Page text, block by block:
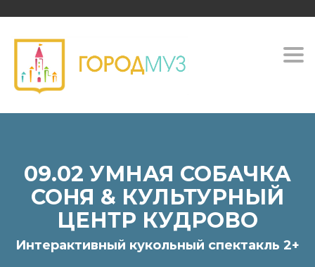
09.02 УМНАЯ СОБАЧКА
СОНЯ & КУЛЬТУРНЫЙ
ЦЕНТР КУДРОВО
Интерактивный кукольный спектакль 2+